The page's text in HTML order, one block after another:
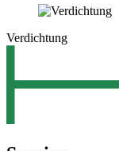
Verdichtung